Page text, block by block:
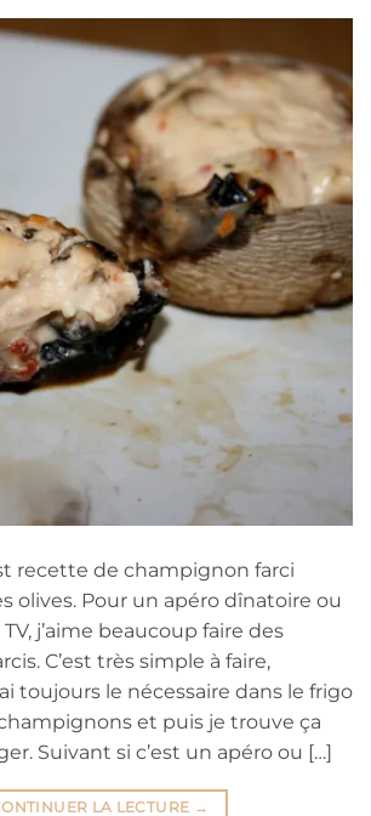
recette de champignon farci
olives. Pour un apéro dînatoire ou
j’aime beaucoup faire des
C’est très simple à faire,
toujours le nécessaire dans le frigo
et puis je trouve ça
Suivant si c’est un apéro ou […]
LA LECTURE →